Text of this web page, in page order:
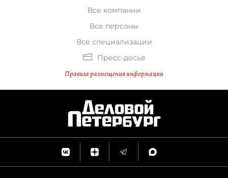
Все компании
Все персоны
Все специализации
Пресс-досье
Правила размещения информации